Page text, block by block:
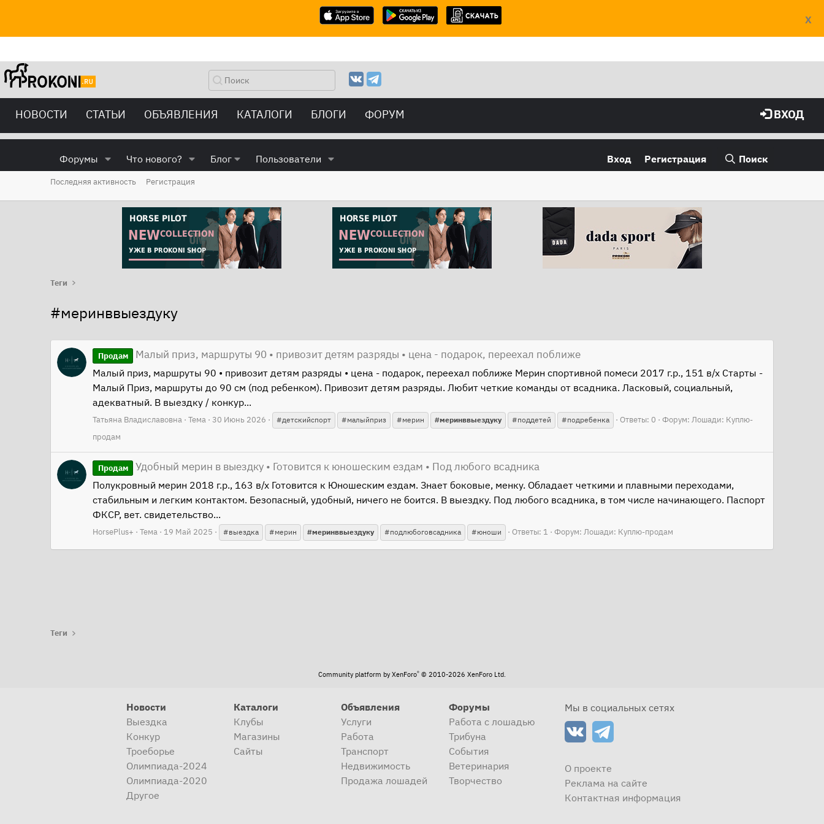
X
НОВОСТИ СТАТЬИ ОБЪЯВЛЕНИЯ КАТАЛОГИ БЛОГИ ФОРУМ ВХОД
Форумы Что нового? Блог Пользователи Вход Регистрация Поиск
Последняя активность Регистрация
Теги
#меринввыездуку
Продам Малый приз, маршруты 90 • привозит детям разряды • цена - подарок, переехал поближе
Малый приз, маршруты 90 • привозит детям разряды • цена - подарок, переехал поближе Мерин спортивной помеси 2017 г.р., 151 в/х Старты -
Малый Приз, маршруты до 90 см (под ребенком). Привозит детям разряды. Любит четкие команды от всадника. Ласковый, социальный,
адекватный. В выездку / конкур...
Татьяна Владиславовна Тема 30 Июнь 2026 #детскийспорт #малыйприз #мерин #меринввыездуку #поддетей #подребенка Ответы: 0 Форум: Лошади: Куплю-
продам
Продам Удобный мерин в выездку • Готовится к юношеским ездам • Под любого всадника
Полукровный мерин 2018 г.р., 163 в/х Готовится к Юношеским ездам. Знает боковые, менку. Обладает четкими и плавными переходами,
стабильным и легким контактом. Безопасный, удобный, ничего не боится. В выездку. Под любого всадника, в том числе начинающего. Паспорт
ФКСР, вет. свидетельство...
HorsePlus+ Тема 19 Май 2025 #выездка #мерин #меринввыездуку #подлюбоговсадника #юноши Ответы: 1 Форум: Лошади: Куплю-продам
Теги
Community platform by XenForo® © 2010-2026 XenForo Ltd.
Новости
Выездка
Конкур
Троеборье
Олимпиада-2024
Олимпиада-2020
Другое
Каталоги
Клубы
Магазины
Сайты
Объявления
Услуги
Работа
Транспорт
Недвижимость
Продажа лошадей
Форумы
Работа с лошадью
Трибуна
События
Ветеринария
Творчество
Мы в социальных сетях
О проекте
Реклама на сайте
Контактная информация